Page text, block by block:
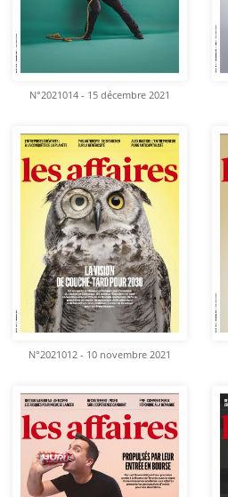
N°2021014 - 15 décembre 2021
N°2021012 - 10 novembre 2021